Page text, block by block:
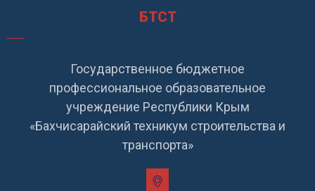
БТСТ
Государственное бюджетное
профессиональное образовательное
учреждение Республики Крым
«Бахчисарайский техникум строительства и
транспорта»